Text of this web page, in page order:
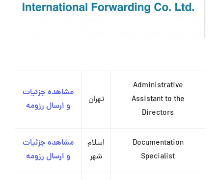
Administrative
Assistant to the
Directors
تهران
مشاهده جزئیات
و ارسال رزومه
Documentation
Specialist
اسلام
شهر
مشاهده جزئیات
و ارسال رزومه